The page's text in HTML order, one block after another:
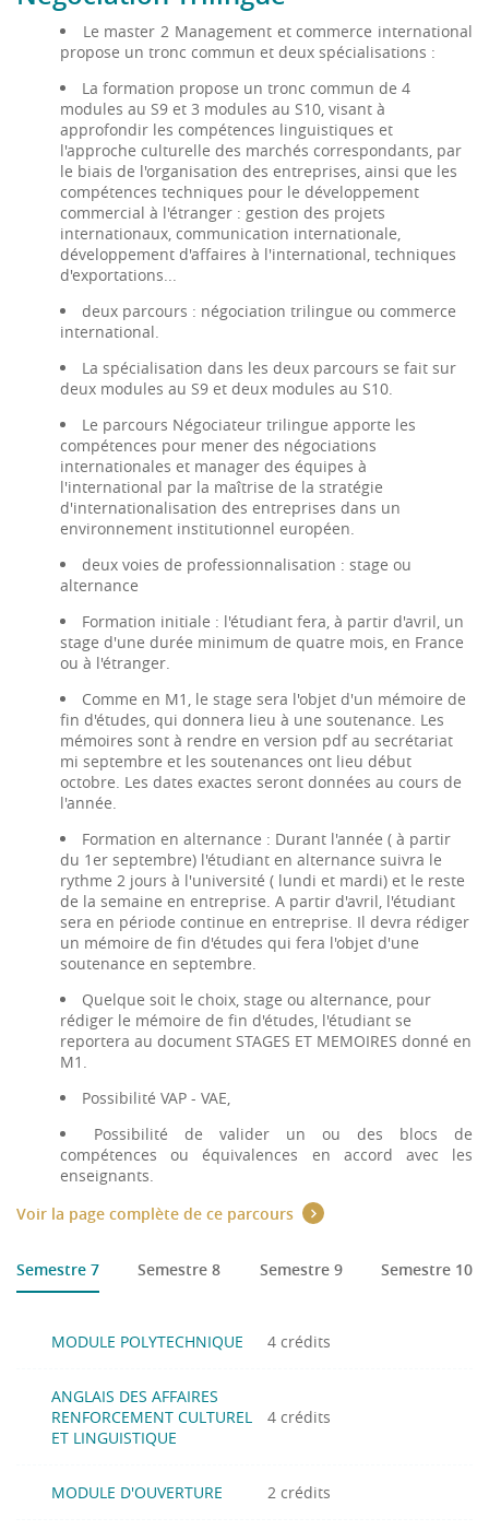
Le master 2 Management et commerce international
propose un tronc commun et deux spécialisations :
La formation propose un tronc commun de 4
modules au S9 et 3 modules au S10, visant à
approfondir les compétences linguistiques et
l'approche culturelle des marchés correspondants, par
le biais de l'organisation des entreprises, ainsi que les
compétences techniques pour le développement
commercial à l'étranger : gestion des projets
internationaux, communication internationale,
développement d'affaires à l'international, techniques
d'exportations...
deux parcours : négociation trilingue ou commerce
international.
La spécialisation dans les deux parcours se fait sur
deux modules au S9 et deux modules au S10.
Le parcours Négociateur trilingue apporte les
compétences pour mener des négociations
internationales et manager des équipes à
l'international par la maîtrise de la stratégie
d'internationalisation des entreprises dans un
environnement institutionnel européen.
deux voies de professionnalisation : stage ou
alternance
Formation initiale : l'étudiant fera, à partir d'avril, un
stage d'une durée minimum de quatre mois, en France
ou à l'étranger.
Comme en M1, le stage sera l'objet d'un mémoire de
fin d'études, qui donnera lieu à une soutenance. Les
mémoires sont à rendre en version pdf au secrétariat
mi septembre et les soutenances ont lieu début
octobre. Les dates exactes seront données au cours de
l'année.
Formation en alternance : Durant l'année ( à partir
du 1er septembre) l'étudiant en alternance suivra le
rythme 2 jours à l'université ( lundi et mardi) et le reste
de la semaine en entreprise. A partir d'avril, l'étudiant
sera en période continue en entreprise. Il devra rédiger
un mémoire de fin d'études qui fera l'objet d'une
soutenance en septembre.
Quelque soit le choix, stage ou alternance, pour
rédiger le mémoire de fin d'études, l'étudiant se
reportera au document STAGES ET MEMOIRES donné en
M1.
Possibilité VAP - VAE,
Possibilité de valider un ou des blocs de
compétences ou équivalences en accord avec les
enseignants.
Voir la page complète de ce parcours
Semestre 7 Semestre 8 Semestre 9 Semestre 10
MODULE POLYTECHNIQUE 4 crédits
ANGLAIS DES AFFAIRES
RENFORCEMENT CULTUREL
ET LINGUISTIQUE
4 crédits
MODULE D'OUVERTURE 2 crédits